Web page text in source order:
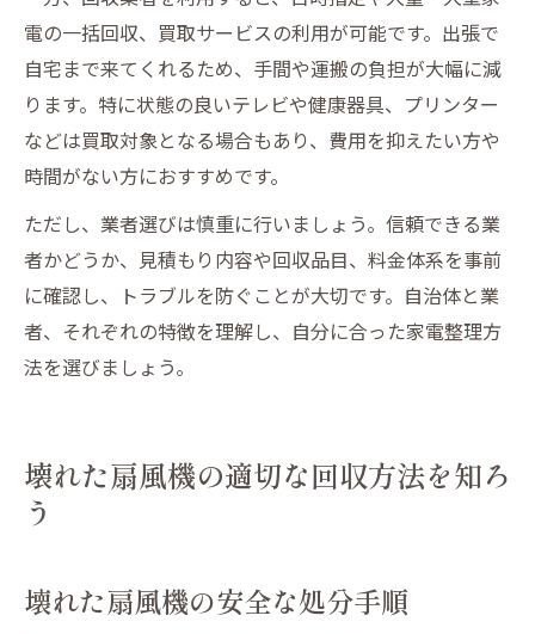
電の一括回収、買取サービスの利用が可能です。出張で
自宅まで来てくれるため、手間や運搬の負担が大幅に減
ります。特に状態の良いテレビや健康器具、プリンター
などは買取対象となる場合もあり、費用を抑えたい方や
時間がない方におすすめです。
ただし、業者選びは慎重に行いましょう。信頼できる業
者かどうか、見積もり内容や回収品目、料金体系を事前
に確認し、トラブルを防ぐことが大切です。自治体と業
者、それぞれの特徴を理解し、自分に合った家電整理方
法を選びましょう。
壊れた扇風機の適切な回収方法を知ろ
う
壊れた扇風機の安全な処分手順